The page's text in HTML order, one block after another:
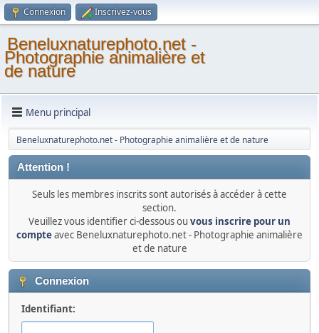
Connexion Inscrivez-vous
Beneluxnaturephoto.net -
Photographie animalière et
de nature
Menu principal
Beneluxnaturephoto.net - Photographie animalière et de nature
Attention !
Seuls les membres inscrits sont autorisés à accéder à cette
section.
Veuillez vous identifier ci-dessous ou vous inscrire pour un
compteavec Beneluxnaturephoto.net - Photographie animalière
et de nature
Connexion
Identifiant: